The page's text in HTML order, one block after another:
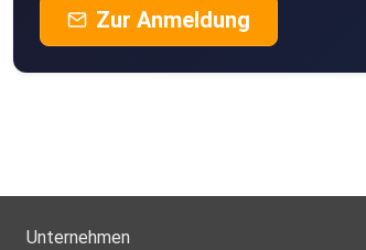
Zur Anmeldung
Unternehmen